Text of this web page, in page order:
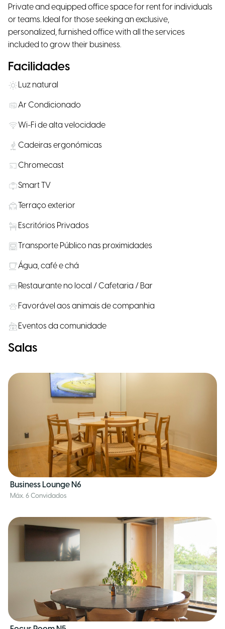
Private and equipped office space for rent for individuals
or teams. Ideal for those seeking an exclusive,
personalized, furnished office with all the services
included to grow their business.
Facilidades
Luz natural
Ar Condicionado
Wi-Fi de alta velocidade
Cadeiras ergonómicas
Chromecast
Smart TV
Terraço exterior
Escritórios Privados
Transporte Público nas proximidades
Água, café e chá
Restaurante no local / Cafetaria / Bar
Favorável aos animais de companhia
Eventos da comunidade
Salas
Business Lounge N6
Máx. 6 Convidados